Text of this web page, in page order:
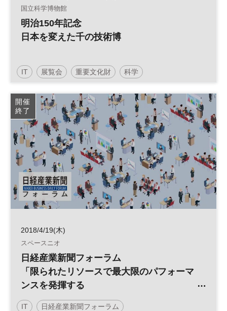
国立科学博物館
明治150年記念
日本を変えた千の技術博
IT 展覧会 重要文化財 科学
開催
終了
2018/4/19(木)
スペースニオ
日経産業新聞フォーラム
「限られたリソースで最大限のパフォーマ
ンスを発揮する
中堅中小企業、これからのIT投資戦略」
IT 日経産業新聞フォーラム